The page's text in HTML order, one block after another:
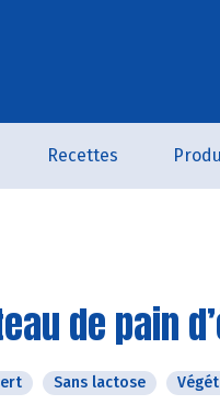
Recettes
de pain
Sans lactose